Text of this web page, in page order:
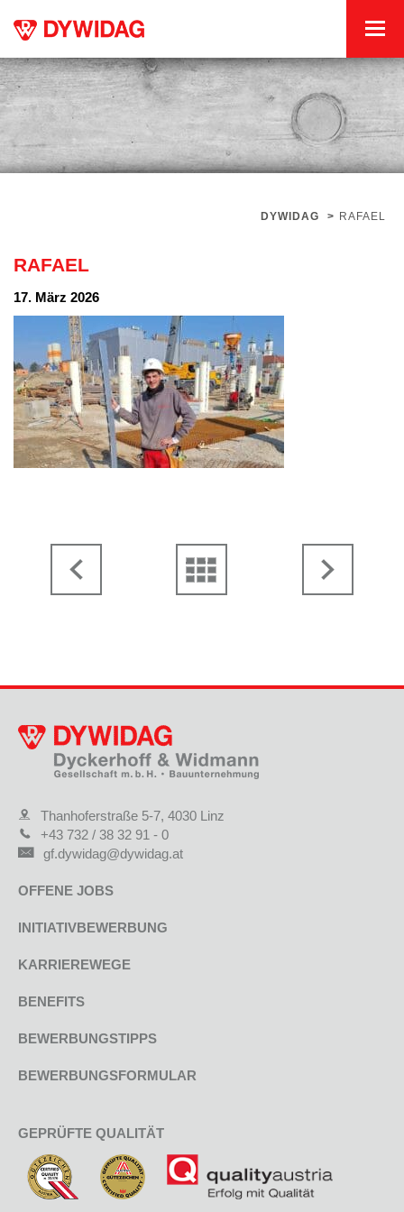
DYWIDAG > RAFAEL
RAFAEL
17. März 2026
Thanhoferstraße 5-7, 4030 Linz
+43 732 / 38 32 91 - 0
gf.dywidag@dywidag.at
OFFENE JOBS
INITIATIVBEWERBUNG
KARRIEREWEGE
BENEFITS
BEWERBUNGSTIPPS
BEWERBUNGSFORMULAR
GEPRÜFTE QUALITÄT